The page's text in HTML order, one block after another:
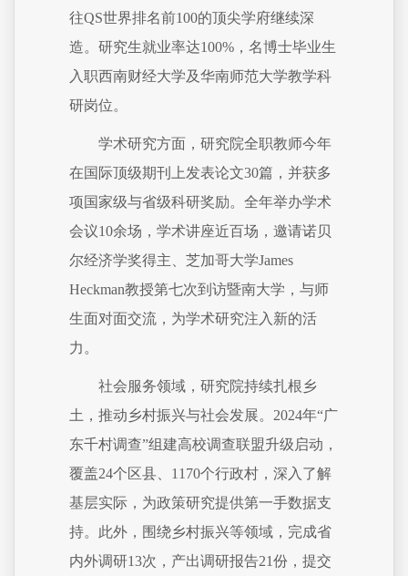
往QS世界排名前100的顶尖学府继续深
造。研究生就业率达100%，名博士毕业生
入职西南财经大学及华南师范大学教学科
研岗位。
学术研究方面，研究院全职教师今年
在国际顶级期刊上发表论文30篇，并获多
项国家级与省级科研奖励。全年举办学术
会议10余场，学术讲座近百场，邀请诺贝
尔经济学奖得主、芝加哥大学James
Heckman教授第七次到访暨南大学，与师
生面对面交流，为学术研究注入新的活
力。
社会服务领域，研究院持续扎根乡
土，推动乡村振兴与社会发展。2024年“广
东千村调查”组建高校调查联盟升级启动，
覆盖24个区县、1170个行政村，深入了解
基层实际，为政策研究提供第一手数据支
持。此外，围绕乡村振兴等领域，完成省
内外调研13次，产出调研报告21份，提交